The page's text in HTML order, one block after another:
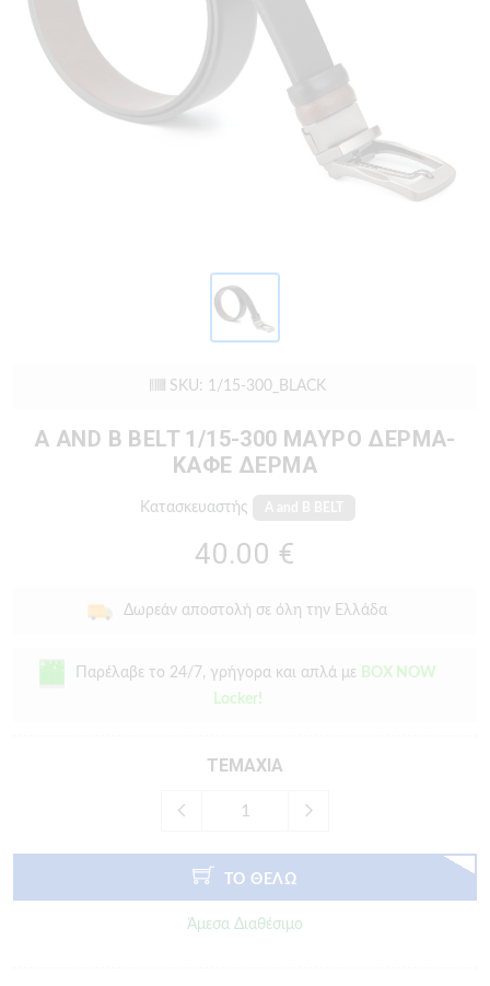
SKU: 1/15-300_BLACK
A AND B BELT 1/15-300 ΜΑΎΡΟ ΔΈΡΜΑ-
ΚΑΦΈ ΔΈΡΜΑ
Κατασκευαστής
40.00 €
Δωρεάν αποστολή σε όλη την Ελλάδα
Παρέλαβε το 24/7, γρήγορα και απλά με BOX NOW
Locker!
ΤΕΜΑΧΙΑ
ΤΟ ΘΕΛΩ
Άμεσα Διαθέσιμο